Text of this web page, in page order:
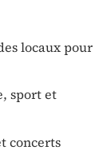
locaux pour
sport et
concerts